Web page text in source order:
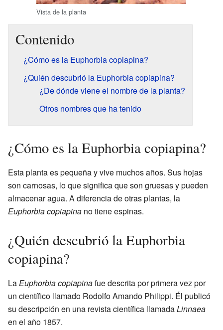
Vista de la planta
Contenido
¿Cómo es la Euphorbia copiapina?
¿Quién descubrió la Euphorbia copiapina?
¿De dónde viene el nombre de la planta?
Otros nombres que ha tenido
¿Cómo es la Euphorbia copiapina?
Esta planta es pequeña y vive muchos años. Sus hojas
son carnosas, lo que significa que son gruesas y pueden
almacenar agua. A diferencia de otras plantas, la
Euphorbia copiapina no tiene espinas.
¿Quién descubrió la Euphorbia
copiapina?
LaEuphorbia copiapinafue descrita por primera vez por
un científico llamado Rodolfo Amando Philippi. Él publicó
su descripción en una revista científica llamadaLinnaea
en el año 1857.